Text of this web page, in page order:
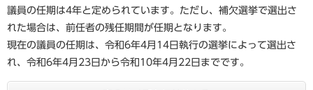
議員の任期は4年と定められています。ただし、補欠選挙で選出さ
れた場合は、前任者の残任期間が任期となります。
現在の議員の任期は、令和6年4月14日執行の選挙によって選出さ
れ、令和6年4月23日から令和10年4月22日までです。